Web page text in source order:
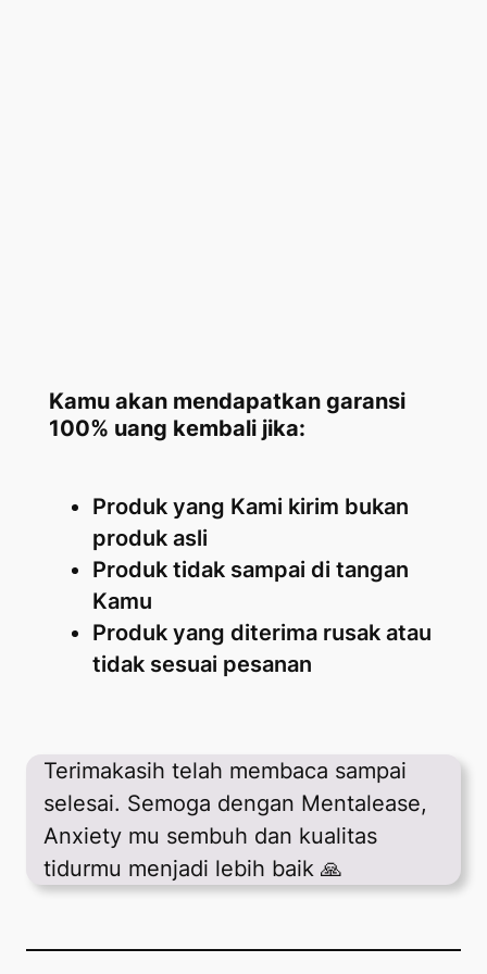
Kamu akan mendapatkan garansi
100% uang kembali jika:
Produk yang Kami kirim bukan
produk asli
Produk tidak sampai di tangan
Kamu
Produk yang diterima rusak atau
tidak sesuai pesanan
Terimakasih telah membaca sampai
selesai. Semoga dengan Mentalease,
Anxiety mu sembuh dan kualitas
tidurmu menjadi lebih baik 🙏